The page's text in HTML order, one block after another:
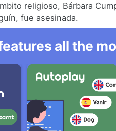
religioso, Bárbara
fue asesinada.
all the